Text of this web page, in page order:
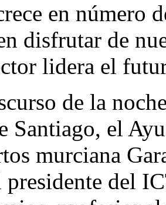
en número
disfrutar de
lidera el
de la
Santiago, el
murciana
presidente del